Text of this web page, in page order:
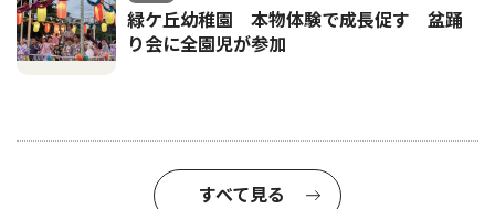
緑ケ丘幼稚園 本物体験で成長促す 盆踊
り会に全園児が参加
すべて見る